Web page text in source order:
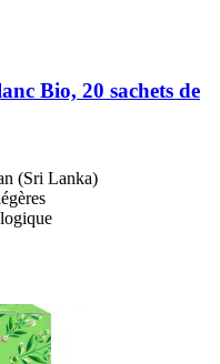
Bio, 20 sachets de
(Sri Lanka)